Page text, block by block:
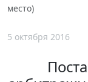
место)
5 октября 2016